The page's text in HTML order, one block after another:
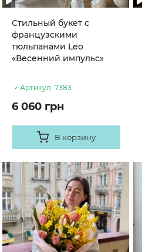
Стильный букет с
французскими
тюльпанами Leo
«Весенний импульс»
Артикул: 7383
6 060 грн
В корзину